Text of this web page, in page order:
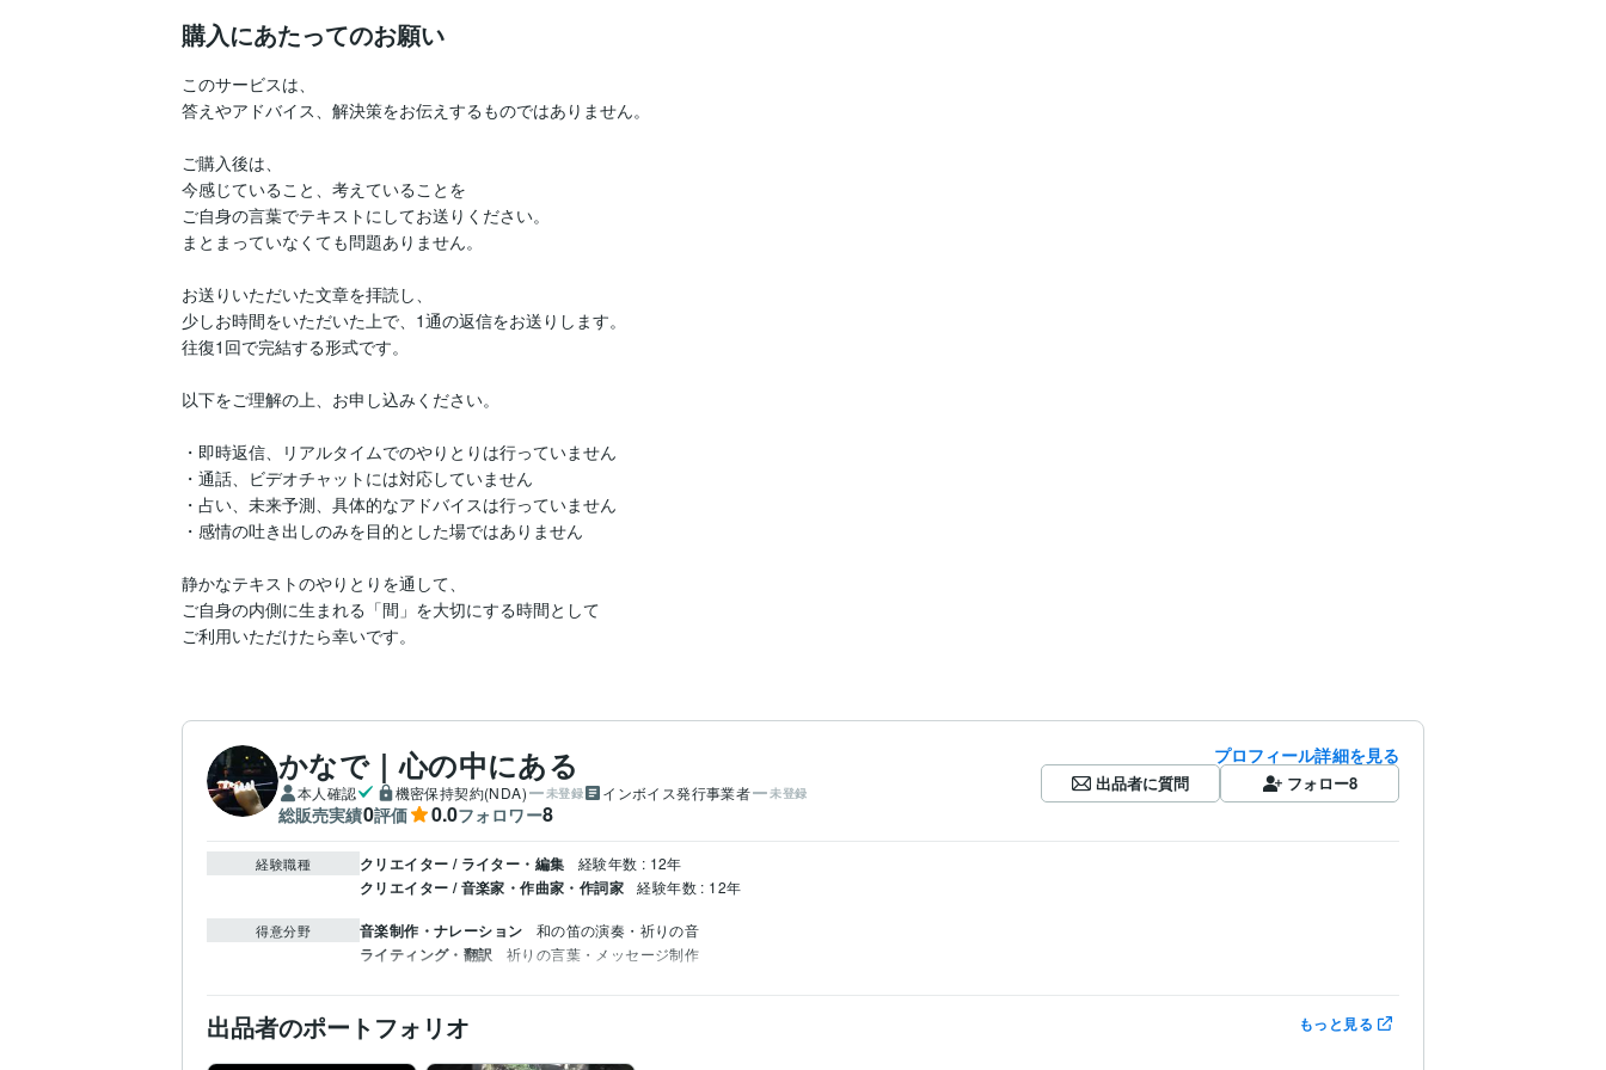
購入にあたってのお願い
このサービスは、
答えやアドバイス、解決策をお伝えするものではありません。
ご購入後は、
今感じていること、考えていることを
ご自身の言葉でテキストにしてお送りください。
まとまっていなくても問題ありません。
お送りいただいた文章を拝読し、
少しお時間をいただいた上で、1通の返信をお送りします。
往復1回で完結する形式です。
以下をご理解の上、お申し込みください。
・即時返信、リアルタイムでのやりとりは行っていません
・通話、ビデオチャットには対応していません
・占い、未来予測、具体的なアドバイスは行っていません
・感情の吐き出しのみを目的とした場ではありません
静かなテキストのやりとりを通して、
ご自身の内側に生まれる「間」を大切にする時間として
ご利用いただけたら幸いです。
かなで｜心の中にある
本人確認 機密保持契約(NDA) 未登録 インボイス発行事業者 未登録
総販売実績0評価 0.0フォロワー8
プロフィール詳細を見る
出品者に質問 フォロー8
経験職種 クリエイター / ライター・編集 経験年数 : 12年
クリエイター / 音楽家・作曲家・作詞家 経験年数 : 12年
得意分野 音楽制作・ナレーション 和の笛の演奏・祈りの音
ライティング・翻訳 祈りの言葉・メッセージ制作
出品者のポートフォリオ もっと見る